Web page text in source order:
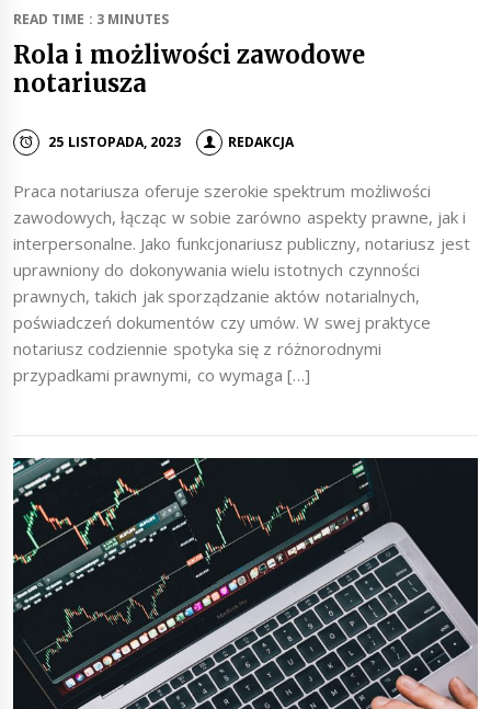
READ TIME : 3 MINUTES
Rola i możliwości zawodowe
notariusza
25 LISTOPADA, 2023 REDAKCJA
Praca notariusza oferuje szerokie spektrum możliwości
zawodowych, łącząc w sobie zarówno aspekty prawne, jak i
interpersonalne. Jako funkcjonariusz publiczny, notariusz jest
uprawniony do dokonywania wielu istotnych czynności
prawnych, takich jak sporządzanie aktów notarialnych,
poświadczeń dokumentów czy umów. W swej praktyce
notariusz codziennie spotyka się z różnorodnymi
przypadkami prawnymi, co wymaga […]